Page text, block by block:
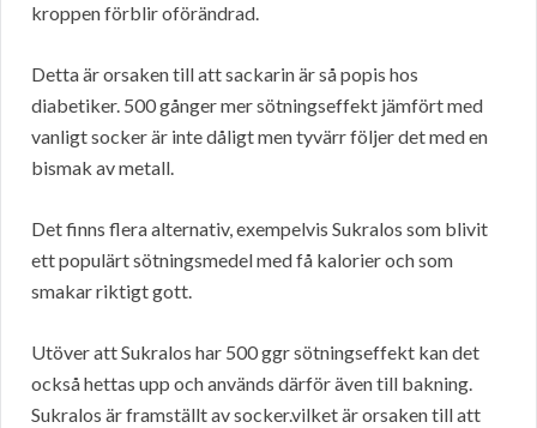
kroppen förblir oförändrad.
Detta är orsaken till att sackarin är så popis hos
diabetiker. 500 gånger mer sötningseffekt jämfört med
vanligt socker är inte dåligt men tyvärr följer det med en
bismak av metall.
Det finns flera alternativ, exempelvis Sukralos som blivit
ett populärt sötningsmedel med få kalorier och som
smakar riktigt gott.
Utöver att Sukralos har 500 ggr sötningseffekt kan det
också hettas upp och används därför även till bakning.
Sukralos är framställt av socker.vilket är orsaken till att